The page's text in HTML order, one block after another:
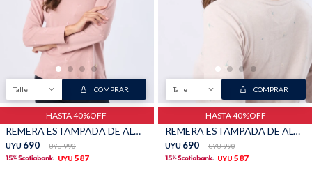
Talle COMPRAR
HASTA 40%OFF
REMERA ESTAMPADA DE ALGODÓN - Rosado
UYU 690 UYU 990
UYU 587
Talle COMPRAR
HASTA 40%OFF
REMERA ESTAMPADA DE ALGODÓN - Beige
UYU 690 UYU 990
UYU 587
Buzos
Camperas Chalecos